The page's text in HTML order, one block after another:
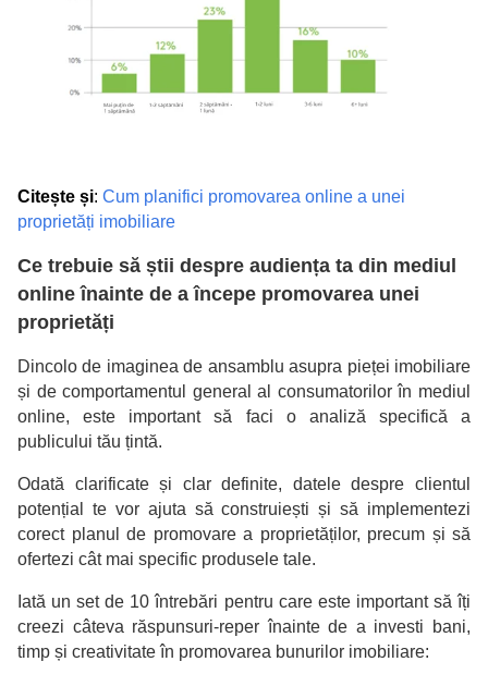
Citește și: Cum planifici promovarea online a unei
proprietăți imobiliare
Ce trebuie să știi despre audiența ta din mediul
online înainte de a începe promovarea unei
proprietăți
Dincolo de imaginea de ansamblu asupra pieței imobiliare
și de comportamentul general al consumatorilor în mediul
online, este important să faci o analiză specifică a
publicului tău țintă.
Odată clarificate și clar definite, datele despre clientul
potențial te vor ajuta să construiești și să implementezi
corect planul de promovare a proprietăților, precum și să
ofertezi cât mai specific produsele tale.
Iată un set de 10 întrebări pentru care este important să îți
creezi câteva răspunsuri-reper înainte de a investi bani,
timp și creativitate în promovarea bunurilor imobiliare: